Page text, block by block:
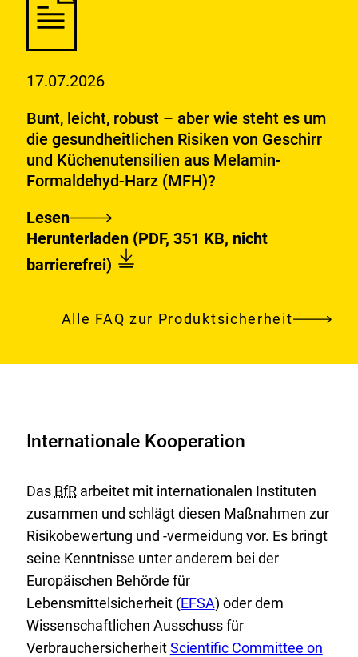
„Coffee
auf
und
Materialien
achten
17.07.2026
Bunt, leicht, robust – aber wie steht es um
die gesundheitlichen Risiken von Geschirr
und Küchenutensilien aus Melamin-
Formaldehyd-Harz (MFH)?
Lesen
Bunt,
leicht,
robust
gesundheitlichen
Geschirr
und
Küchenutensilien
aus
Melamin-
Formaldehyd-
Harz
(MFH)?
Download:
Herunterladen
Formaldehyd-
(PDF, 351 KB, nicht
barrierefrei)
Alle FAQ zur Produktsicherheit
Internationale Kooperation
Das BfRarbeitet mit internationalen Instituten
zusammen und schlägt diesen Maßnahmen zur
Risikobewertung und -vermeidung vor. Es bringt
seine Kenntnisse unter anderem bei der
Europäischen Behörde für
Lebensmittelsicherheit (E
x
t
EFSA) oder dem
Wissenschaftlichen Ausschuss für
VerbrauchersicherheitE
Scientific Committee on